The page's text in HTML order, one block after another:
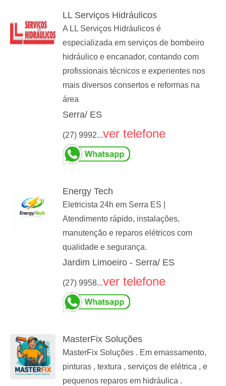
LL Serviços Hidráulicos
A LL Serviços Hidráulicos é
especializada em serviços de bombeiro
hidráulico e encanador, contando com
profissionais técnicos e experientes nos
mais diversos consertos e reformas na
área
Serra/ ES
(27) 9992...ver telefone
Energy Tech
Eletricista 24h em Serra ES |
Atendimento rápido, instalações,
manutenção e reparos elétricos com
qualidade e segurança.
Jardim Limoeiro - Serra/ ES
(27) 9958...ver telefone
MasterFix Soluções
MasterFix Soluções . Em emassamento,
pinturas , textura , serviços de elétrica , e
pequenos reparos em hidráulica .